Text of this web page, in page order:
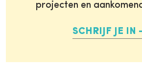
projecten en
SCHRIJF JE IN